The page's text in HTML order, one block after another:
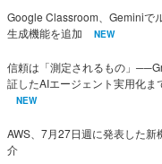
Google Classroom、Geminiで
生成機能を追加
NEW
信頼は「測定されるもの」
証したAIエージェント実用化ま
NEW
AWS、7月27日週に発表した新
介